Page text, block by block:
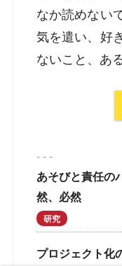
なか読めない
気を遣い、好
ないこと、あ
- - -
あそびと責任の
然、必然
研究
プロジェクト化